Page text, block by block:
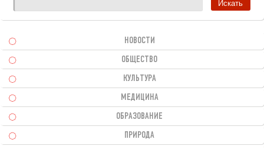
НОВОСТИ
ОБЩЕСТВО
КУЛЬТУРА
МЕДИЦИНА
ОБРАЗОВАНИЕ
ПРИРОДА